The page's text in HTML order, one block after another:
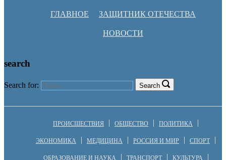
ГЛАВНОЕ ЗАЩИТНИК ОТЕЧЕСТВА
НОВОСТИ
search
Search for: Search
ПРОИСШЕСТВИЯ ОБЩЕСТВО ПОЛИТИКА
ЭКОНОМИКА МЕДИЦИНА РОССИЯ И МИР СПОРТ
ОБРАЗОВАНИЕ И НАУКА ТРАНСПОРТ КУЛЬТУРА